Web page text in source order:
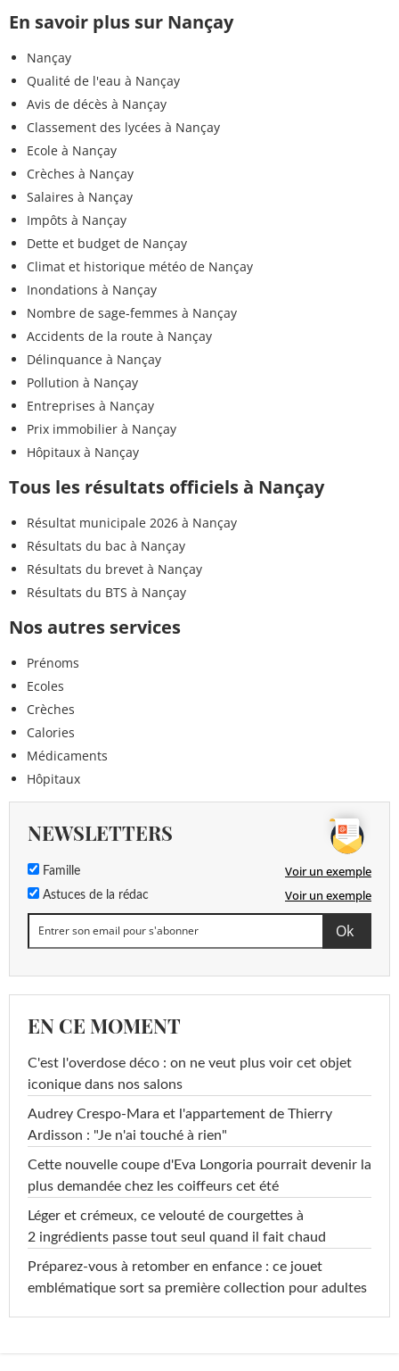
En savoir plus sur Nançay
Nançay
Qualité de l'eau à Nançay
Avis de décès à Nançay
Classement des lycées à Nançay
Ecole à Nançay
Crèches à Nançay
Salaires à Nançay
Impôts à Nançay
Dette et budget de Nançay
Climat et historique météo de Nançay
Inondations à Nançay
Nombre de sage-femmes à Nançay
Accidents de la route à Nançay
Délinquance à Nançay
Pollution à Nançay
Entreprises à Nançay
Prix immobilier à Nançay
Hôpitaux à Nançay
Tous les résultats officiels à Nançay
Résultat municipale 2026 à Nançay
Résultats du bac à Nançay
Résultats du brevet à Nançay
Résultats du BTS à Nançay
Nos autres services
Prénoms
Ecoles
Crèches
Calories
Médicaments
Hôpitaux
NEWSLETTERS
Famille Voir un exemple
Astuces de la rédac Voir un exemple
EN CE MOMENT
C'est l'overdose déco : on ne veut plus voir cet objet
iconique dans nos salons
Audrey Crespo-Mara et l'appartement de Thierry
Ardisson : "Je n'ai touché à rien"
Cette nouvelle coupe d'Eva Longoria pourrait devenir la
plus demandée chez les coiffeurs cet été
Léger et crémeux, ce velouté de courgettes à
2 ingrédients passe tout seul quand il fait chaud
Préparez-vous à retomber en enfance : ce jouet
emblématique sort sa première collection pour adultes